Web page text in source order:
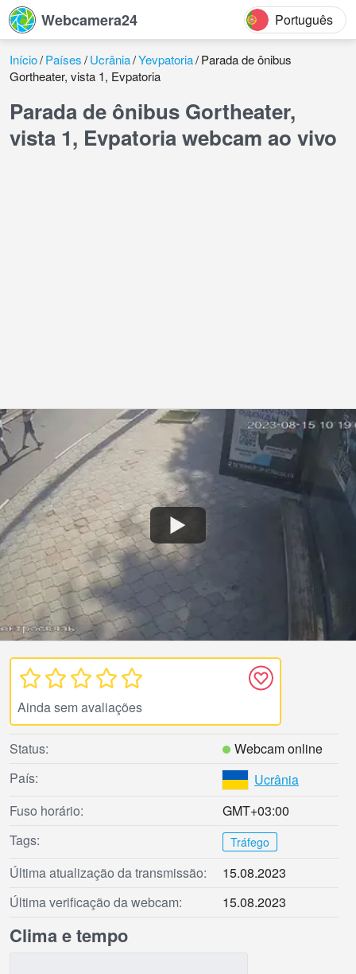
Webcamera24 Português
Início Países Ucrânia Yevpatoria Parada de ônibus
Gortheater, vista 1, Evpatoria
Parada de ônibus Gortheater,
vista 1, Evpatoria webcam ao vivo
Ainda sem avaliações
Status:
Webcam online
País:
Ucrânia
Fuso horário:
GMT+03:00
Tags:
Tráfego
Última atualização da transmissão:
15.08.2023
Última verificação da webcam:
15.08.2023
Clima e tempo